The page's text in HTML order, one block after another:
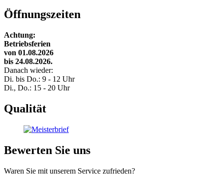
Öffnungszeiten
Achtung:
Betriebsferien
von 01.08.2026
bis 24.08.2026.
Danach wieder:
Di. bis Do.: 9 - 12 Uhr
Di., Do.: 15 - 20 Uhr
Qualität
Bewerten Sie uns
Waren Sie mit unserem Service zufrieden?